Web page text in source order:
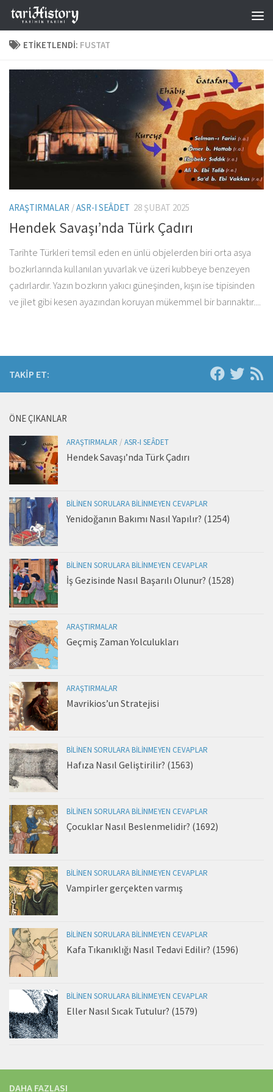
Skip to content
ETIKETLENDI: FUSTAT
ARAŞTIRMALAR /ASR-I SEÂDET 28 ŞUBAT 2025
Hendek Savaşı’nda Türk Çadırı
Tarihte Türkleri temsil eden en ünlü objelerden biri orta asya
bozkırlarında kullanılan yuvarlak ve üzeri kubbeye benzeyen
çadırlardır. Yazın bozkırın yakıcı güneşinden, kışın ise tipisinden
ve jilet gibi kesen ayazından koruyan mükemmel bir barınaktır....
TAKIP ET:
ÖNE ÇIKANLAR
ARAŞTIRMALAR / ASR-I SEÂDET
Hendek Savaşı’nda Türk Çadırı
BILINEN SORULARA BILINMEYEN CEVAPLAR
Yenidoğanın Bakımı Nasıl Yapılır? (1254)
BILINEN SORULARA BILINMEYEN CEVAPLAR
İş Gezisinde Nasıl Başarılı Olunur? (1528)
ARAŞTIRMALAR
Geçmiş Zaman Yolculukları
ARAŞTIRMALAR
Mavrikios’un Stratejisi
BILINEN SORULARA BILINMEYEN CEVAPLAR
Hafıza Nasıl Geliştirilir? (1563)
BILINEN SORULARA BILINMEYEN CEVAPLAR
Çocuklar Nasıl Beslenmelidir? (1692)
BILINEN SORULARA BILINMEYEN CEVAPLAR
Vampirler gerçekten varmış
BILINEN SORULARA BILINMEYEN CEVAPLAR
Kafa Tıkanıklığı Nasıl Tedavi Edilir? (1596)
BILINEN SORULARA BILINMEYEN CEVAPLAR
Eller Nasıl Sıcak Tutulur? (1579)
DAHA FAZLASI